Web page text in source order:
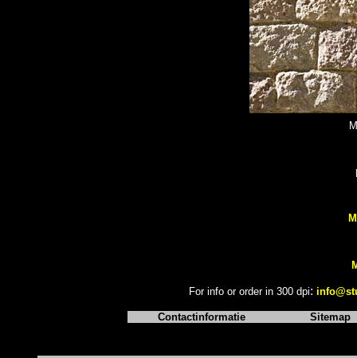
For info or order in 300 dpi:
Contactinformatie Sitemap